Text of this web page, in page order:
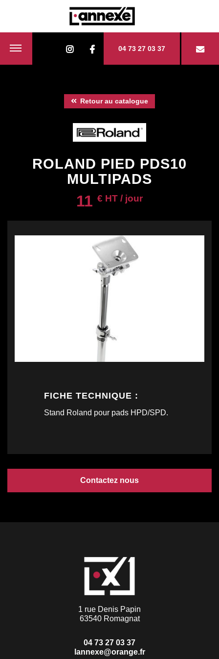
04 73 27 03 37
Retour au catalogue
ROLAND PIED PDS10
MULTIPADS
11 € HT / jour
FICHE TECHNIQUE :
Stand Roland pour pads HPD/SPD.
Contactez nous
1 rue Denis Papin
63540 Romagnat
04 73 27 03 37
lannexe@orange.fr